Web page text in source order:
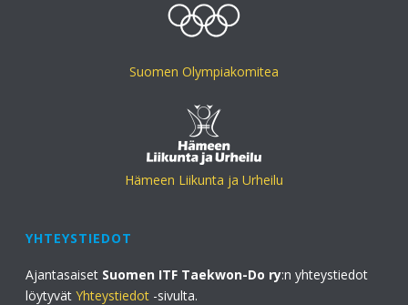
Suomen Olympiakomitea
Hämeen Liikunta ja Urheilu
YHTEYSTIEDOT
Ajantasaiset Suomen ITF Taekwon-Do ry:n yhteystiedot
löytyvätYhteystiedot -sivulta.